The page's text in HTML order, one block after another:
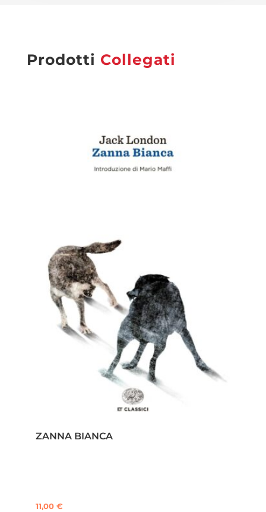
Prodotti Collegati
ZANNA BIANCA
11,00 €